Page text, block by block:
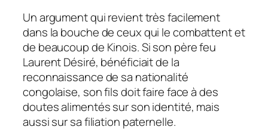
Un argument qui revient très facilement
dans la bouche de ceux qui le combattent et
de beaucoup de Kinois. Si son père feu
Laurent Désiré, bénéficiait de la
reconnaissance de sa nationalité
congolaise, son fils doit faire face à des
doutes alimentés sur son identité, mais
aussi sur sa filiation paternelle.